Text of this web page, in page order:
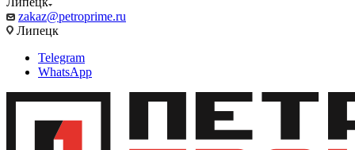
zakaz@petroprime.ru
Липецк
Telegram
WhatsApp